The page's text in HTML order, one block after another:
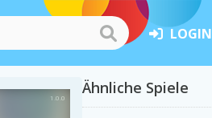
LOGIN
Ähnliche Spiele